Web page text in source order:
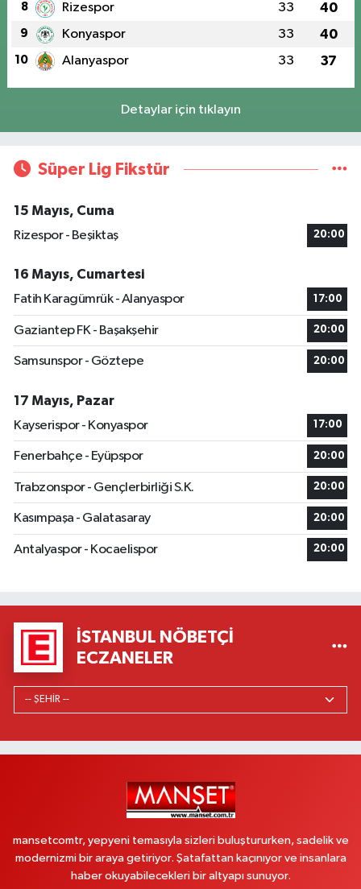
8 Rizespor 33 40
9 Konyaspor 33 40
10 Alanyaspor 33 37
Detaylar için tıklayın
Süper Lig Fikstür
15 Mayıs, Cuma
Rizespor - Beşiktaş
20:00
16 Mayıs, Cumartesi
Fatih Karagümrük - Alanyaspor
17:00
Gaziantep FK - Başakşehir 20:00
Samsunspor - Göztepe 20:00
17 Mayıs, Pazar
Kayserispor - Konyaspor
17:00
Fenerbahçe - Eyüpspor 20:00
Trabzonspor - Gençlerbirliği S.K. 20:00
Kasımpaşa - Galatasaray 20:00
Antalyaspor - Kocaelispor 20:00
İSTANBUL NÖBETÇI
ECZANELER
mansetcomtr, yepyeni temasıyla sizleri buluştururken, sadelik ve
modernizmi bir araya getiriyor. Şatafattan kaçınıyor ve insanlara
haber okuyabilecekleri bir altyapı sunuyor.